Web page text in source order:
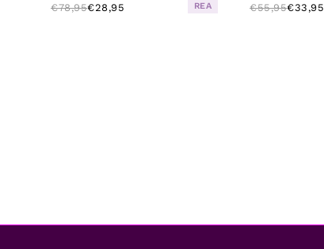
€78,95€28,95 REA €55,95€33,95